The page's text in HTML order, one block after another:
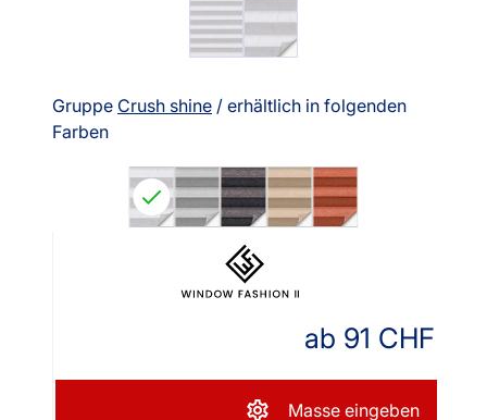
Gruppe Crush shine / erhältlich in folgenden
Farben
ab 91 CHF
Masse eingeben